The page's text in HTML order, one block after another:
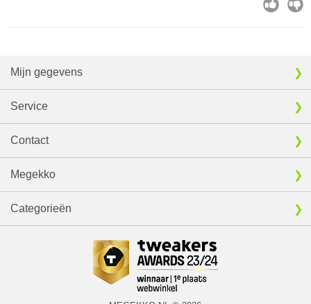
Mijn gegevens
Service
Contact
Megekko
Categorieën